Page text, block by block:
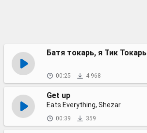
Батя токарь, я Тик Токарь
00:25 4 968
Get up
Eats Everything, Shezar
00:39 359